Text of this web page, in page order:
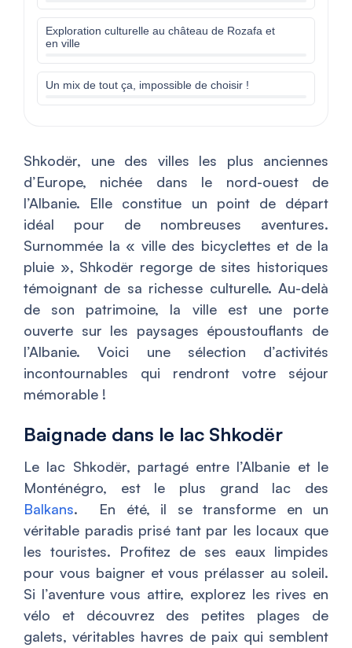
Exploration culturelle au château de Rozafa et
en ville
Un mix de tout ça, impossible de choisir !
Shkodër, une des villes les plus anciennes
d’Europe, nichée dans le nord-ouest de
l’Albanie. Elle constitue un point de départ
idéal pour de nombreuses aventures.
Surnommée la « ville des bicyclettes et de la
pluie », Shkodër regorge de sites historiques
témoignant de sa richesse culturelle. Au-delà
de son patrimoine, la ville est une porte
ouverte sur les paysages époustouflants de
l’Albanie. Voici une sélection d’activités
incontournables qui rendront votre séjour
mémorable !
Baignade dans le lac Shkodër
Le lac Shkodër, partagé entre l’Albanie et le
Monténégro, est le plus grand lac des
Balkans. En été, il se transforme en un
véritable paradis prisé tant par les locaux que
les touristes. Profitez de ses eaux limpides
pour vous baigner et vous prélasser au soleil.
Si l’aventure vous attire, explorez les rives en
vélo et découvrez des petites plages de
galets, véritables havres de paix qui semblent